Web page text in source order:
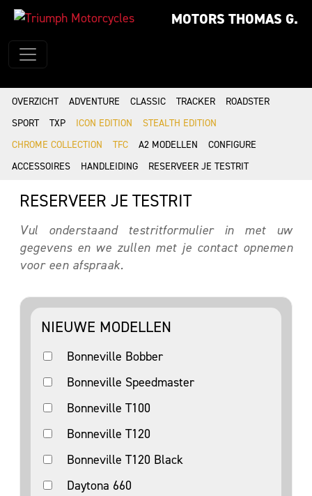
MOTORS THOMAS G.
OVERZICHT ADVENTURE CLASSIC TRACKER
ROADSTER
SPORT
TXP ICON EDITION
STEALTH EDITION
CHROME COLLECTION
TFC A2 MODELLEN
CONFIGURE
ACCESSOIRES
HANDLEIDING RESERVEER JE TESTRIT
RESERVEER JE TESTRIT
Vul onderstaand testritformulier in met uw
gegevens en we zullen met je contact opnemen
voor een afspraak.
NIEUWE MODELLEN
Bonneville Bobber
Bonneville Speedmaster
Bonneville T100
Bonneville T120
Bonneville T120 Black
Daytona 660